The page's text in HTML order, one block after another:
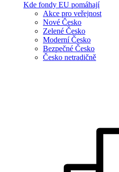
Kde fondy EU pomáhají
Akce pro veřejnost
Nové Česko
Zelené Česko
Moderní Česko
Bezpečné Česko
Česko netradičně